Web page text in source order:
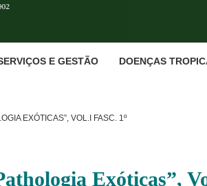
E GESTÃO DOENÇAS
EXÓTICAS”, VOL.I FASC. 1º
Exóticas”,